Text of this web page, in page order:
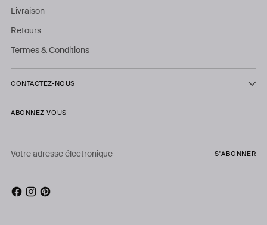
Livraison
Retours
Termes & Conditions
CONTACTEZ-NOUS
ABONNEZ-VOUS
adresse
électronique
S'ABONNER